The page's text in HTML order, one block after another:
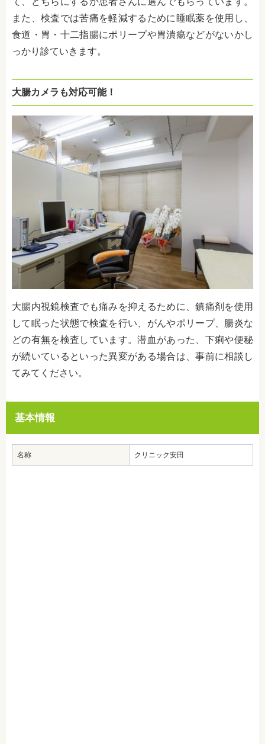
また、検査では苦痛を軽減するために睡眠薬を使用し、
食道・胃・十二指腸にポリープや胃潰瘍などがないかし
っかり診ていきます。
大腸カメラも対応可能！
大腸内視鏡検査でも痛みを抑えるために、鎮痛剤を使用
して眠った状態で検査を行い、がんやポリープ、腸炎な
どの有無を検査しています。潜血があった、下痢や便秘
が続いているといった異変がある場合は、事前に相談し
てみてください。
基本情報
名称 クリニック安田